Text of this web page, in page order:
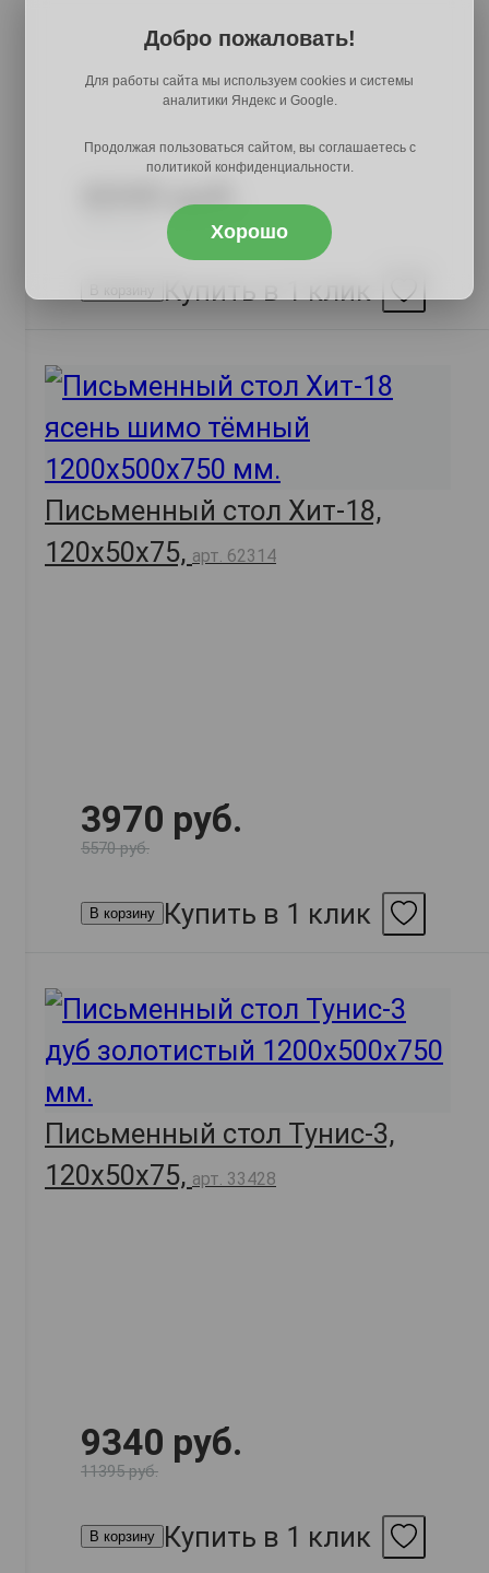
6040 руб.
Купить в 1 клик
Письменный стол Хит-18,
120х50х75, арт. 62314
3970 руб.
5570 руб.
В корзину Купить в 1 клик
Письменный стол Тунис-3,
120х50х75, арт. 33428
9340 руб.
11395 руб.
В корзину Купить в 1 клик
Добро пожаловать!
Для работы сайта мы используем cookies и системы
аналитики Яндекс и Google.
Продолжая пользоваться сайтом, вы соглашаетесь с
политикой конфиденциальности.
Хорошо